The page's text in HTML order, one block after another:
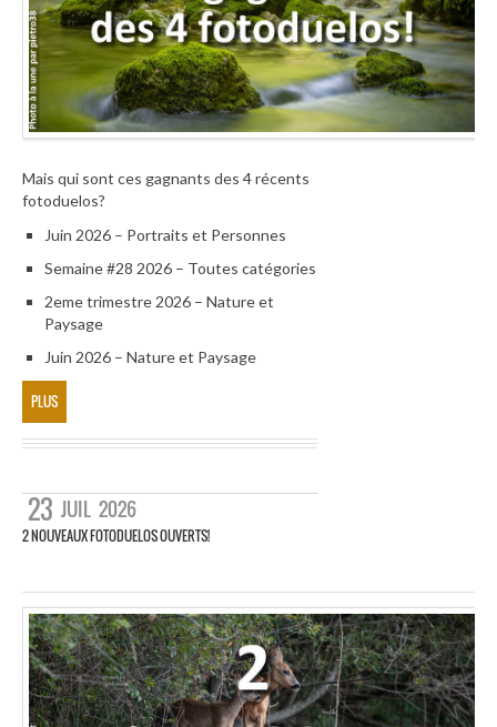
Mais qui sont ces gagnants des 4 récents
fotoduelos?
Juin 2026 – Portraits et Personnes
Semaine #28 2026 – Toutes catégories
2eme trimestre 2026 – Nature et
Paysage
Juin 2026 – Nature et Paysage
PLUS
23 JUIL 2026
2 NOUVEAUX FOTODUELOS OUVERTS!